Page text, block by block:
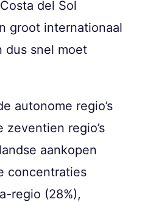
del Sol
groot internationaal
snel moet
autonome regio’s
zeventien regio’s
aankopen
concentraties
regio (28%),